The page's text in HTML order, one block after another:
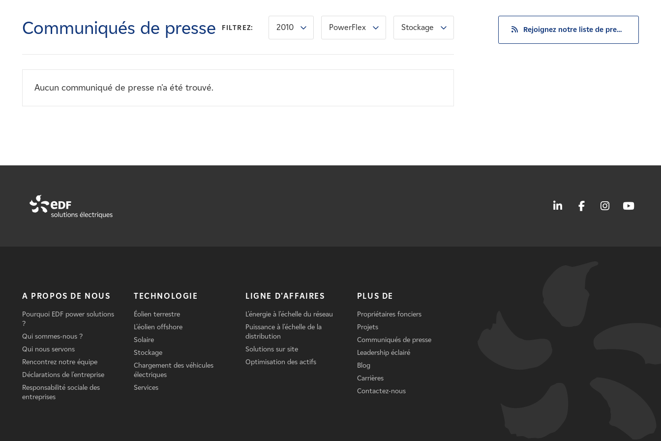
Nouvelles
Communiqués de presse FILTREZ: 2010 PowerFlex Stockage
Aucun communiqué de presse n'a été trouvé.
Rejoignez notre liste de presse
A PROPOS DE NOUS
Pourquoi EDF power solutions
?
Qui sommes-nous ?
Qui nous servons
Rencontrez notre équipe
Déclarations de l'entreprise
Responsabilité sociale des
entreprises
TECHNOLOGIE
Éolien terrestre
L'éolien offshore
Solaire
Stockage
Chargement des véhicules
électriques
Services
LIGNE D'AFFAIRES
L'énergie à l'échelle du réseau
Puissance à l'échelle de la
distribution
Solutions sur site
Optimisation des actifs
PLUS DE
Propriétaires fonciers
Projets
Communiqués de presse
Leadership éclairé
Blog
Carrières
Contactez-nous